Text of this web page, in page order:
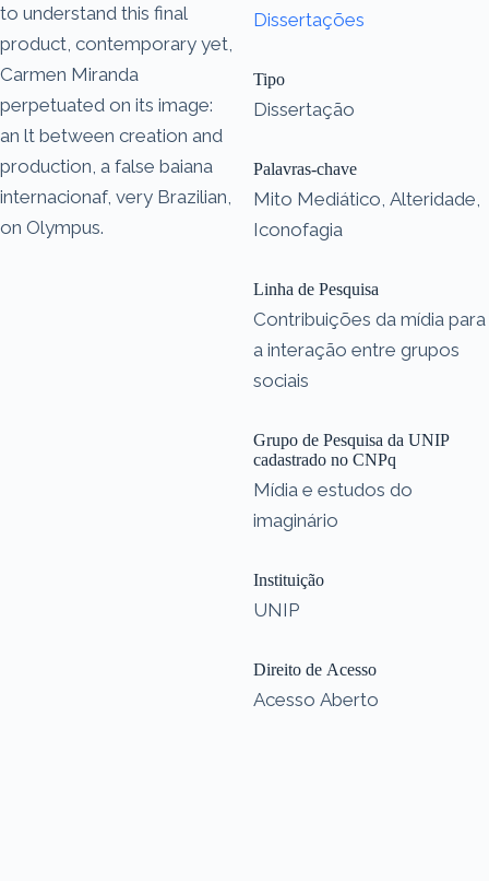
to understand this final
product, contemporary yet,
Carmen Miranda
perpetuated on its image:
an lt between creation and
production, a false baiana
internacionaf, very Brazilian,
on Olympus.
Dissertações
Tipo
Dissertação
Palavras-chave
Mito Mediático, Alteridade,
Iconofagia
Linha de Pesquisa
Contribuições da mídia para
a interação entre grupos
sociais
Grupo de Pesquisa da UNIP
cadastrado no CNPq
Mídia e estudos do
imaginário
Instituição
UNIP
Direito de Acesso
Acesso Aberto